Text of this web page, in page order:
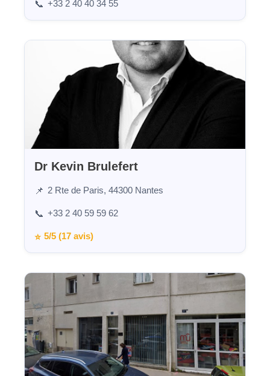
📞 +33 2 40 40 34 55
Dr Kevin Brulefert
📌 2 Rte de Paris, 44300 Nantes
📞 +33 2 40 59 59 62
⭐ 5/5 (17 avis)